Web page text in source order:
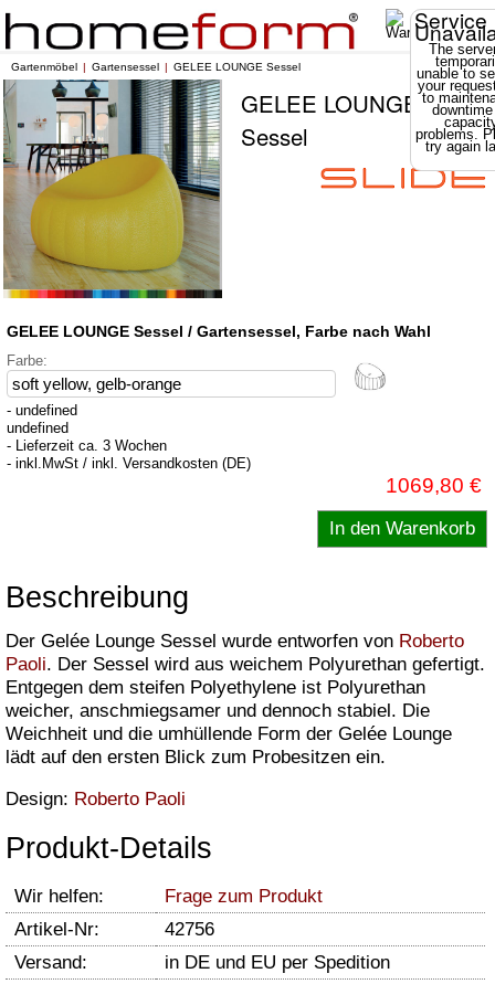
Service
The
unable to
your
to
problems.
try again
Gartenmöbel Gartensessel GELEE LOUNGE Sessel
GELEE LOUNGE
Sessel
GELEE LOUNGE Sessel / Gartensessel, Farbe nach Wahl
Farbe:
- undefined
undefined
- Lieferzeit ca. 3 Wochen
- inkl.MwSt / inkl. Versandkosten (DE)
1069,80 €
Beschreibung
Der Gelée Lounge Sessel wurde entworfen von Roberto
Paoli. Der Sessel wird aus weichem Polyurethan gefertigt.
Entgegen dem steifen Polyethylene ist Polyurethan
weicher, anschmiegsamer und dennoch stabiel. Die
Weichheit und die umhüllende Form der Gelée Lounge
lädt auf den ersten Blick zum Probesitzen ein.
Design: Roberto Paoli
Produkt-Details
Wir helfen:
Frage zum Produkt
Artikel-Nr:
42756
Versand:
in DE und EU per Spedition